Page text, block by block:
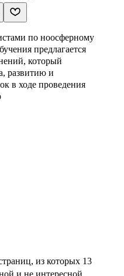
по ноосферному
предлагается
который
развитию и
в ходе проведения
из которых 13